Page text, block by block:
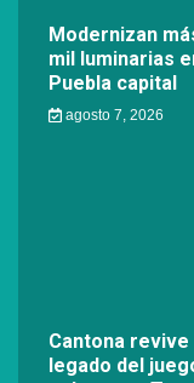
Modernizan
mil luminarias
Puebla capital
agosto 7, 2026
Cantona revive
legado del